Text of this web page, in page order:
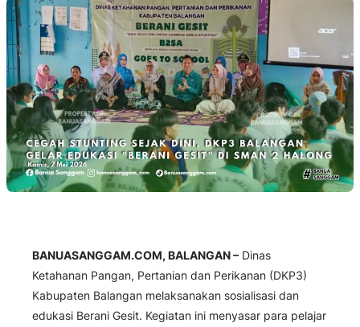
BANUASANGGAM.COM, BALANGAN – Dinas
Ketahanan Pangan, Pertanian dan Perikanan (DKP3)
Kabupaten Balangan melaksanakan sosialisasi dan
edukasi Berani Gesit. Kegiatan ini menyasar para pelajar